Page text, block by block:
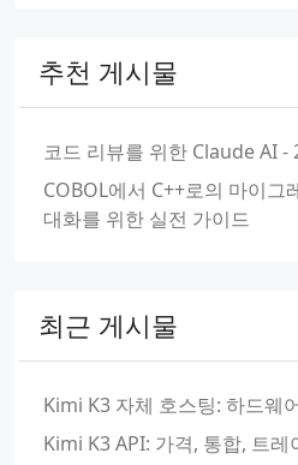
추천 게시물
코드 리뷰를 위한 Claude AI -
COBOL에서 C++로의 마이그
대화를 위한 실전 가이드
최근 게시물
Kimi K3 자체 호스팅: 하드웨
Kimi K3 API: 가격, 통합, 트레